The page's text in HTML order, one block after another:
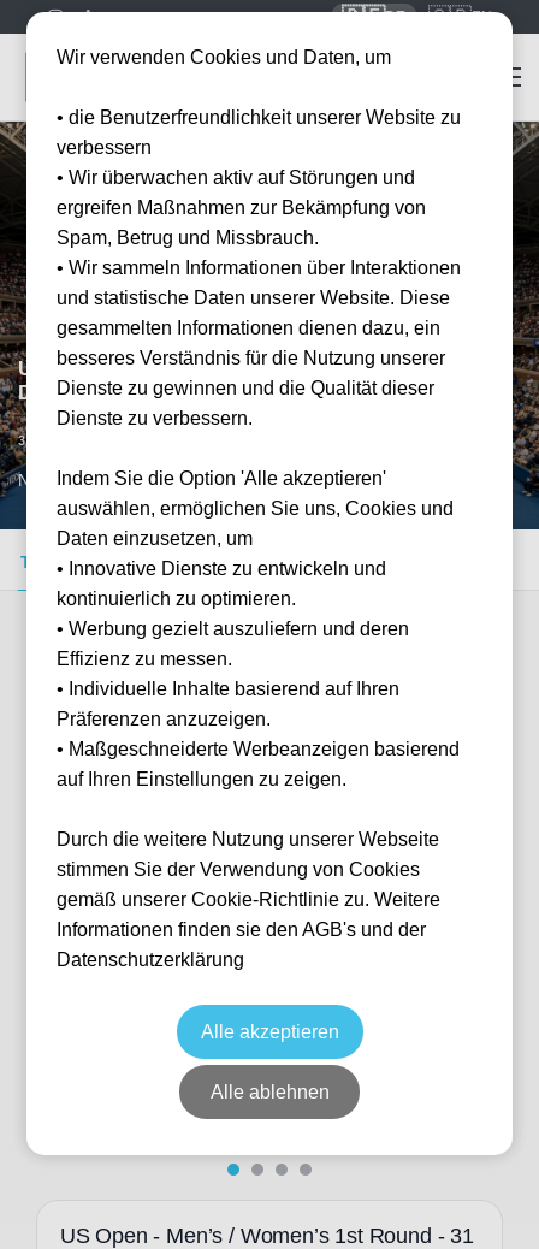
🇩🇪DE 🇬🇧EN
US Open - Men’s / Women’s 1st Round - 31 August -
Day Session
31.08.2026
NYC, US
Tickets kaufen Event-Info FAQ
Verfügbare Kategorien (4)
Lower Tier Baseline
11:00
Keine Tickets verfügbar
Vereinigte Staaten Arthur Ashe Stadium
US Open - Men’s / Women’s 1st Round - 31
Wir verwenden Cookies und Daten, um
• die Benutzerfreundlichkeit unserer Website zu
verbessern
• Wir überwachen aktiv auf Störungen und
ergreifen Maßnahmen zur Bekämpfung von
Spam, Betrug und Missbrauch.
• Wir sammeln Informationen über Interaktionen
und statistische Daten unserer Website. Diese
gesammelten Informationen dienen dazu, ein
besseres Verständnis für die Nutzung unserer
Dienste zu gewinnen und die Qualität dieser
Dienste zu verbessern.
Indem Sie die Option 'Alle akzeptieren'
auswählen, ermöglichen Sie uns, Cookies und
Daten einzusetzen, um
• Innovative Dienste zu entwickeln und
kontinuierlich zu optimieren.
• Werbung gezielt auszuliefern und deren
Effizienz zu messen.
• Individuelle Inhalte basierend auf Ihren
Präferenzen anzuzeigen.
• Maßgeschneiderte Werbeanzeigen basierend
auf Ihren Einstellungen zu zeigen.
Durch die weitere Nutzung unserer Webseite
stimmen Sie der Verwendung von Cookies
gemäß unserer Cookie-Richtlinie zu. Weitere
Informationen finden sie den AGB's und der
Datenschutzerklärung
Alle akzeptieren
Alle ablehnen